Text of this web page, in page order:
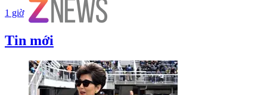
1 giờ
Tin mới